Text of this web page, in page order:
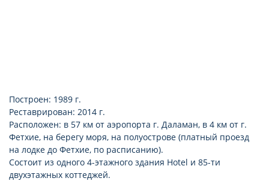
Построен: 1989 г.
Реставрирован: 2014 г.
Расположен: в 57 км от аэропорта г. Даламан, в 4 км от г.
Фетхие, на берегу моря, на полуострове (платный проезд
на лодке до Фетхие, по расписанию).
Состоит из одного 4-этажного здания Hotel и 85-ти
двухэтажных коттеджей.